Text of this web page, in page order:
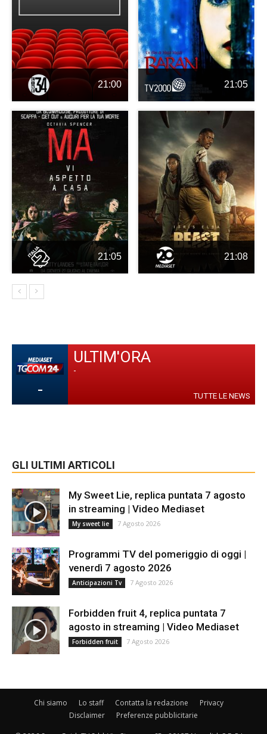
21:00 21:05
21:05 21:08
-
ULTIM'ORA
-
TUTTE LE NEWS
GLI ULTIMI ARTICOLI
My Sweet Lie, replica puntata 7 agosto
in streaming | Video Mediaset
My sweet lie 7 Agosto 2026
Programmi TV del pomeriggio di oggi |
venerdì 7 agosto 2026
Anticipazioni Tv 7 Agosto 2026
Forbidden fruit 4, replica puntata 7
agosto in streaming | Video Mediaset
Forbidden fruit 7 Agosto 2026
Chi siamo Lo staff Contatta la redazione
Privacy
Disclaimer
Preferenze pubblicitarie